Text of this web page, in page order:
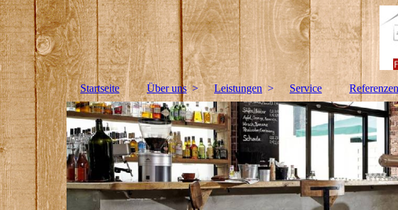
Reiner Limbach Tischlerei &amp; Sicherheitstechnik in Hennef
Bitte fügen Sie hier Ihren Webseiten-Titel ein.
Startseite Über uns Leistungen Service Referenzen